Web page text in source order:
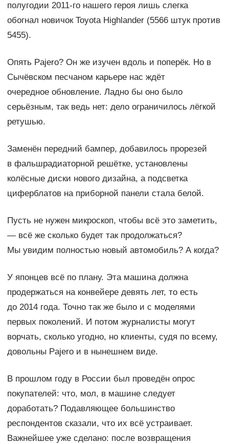
полугодии 2011-го нашего героя лишь слегка
обогнал новичок Toyota Highlander (5566 штук против
5455).
Опять Pajero? Он же изучен вдоль и поперёк. Но в
Сычёвском песчаном карьере нас ждёт
очередное обновление. Ладно бы оно было
серьёзным, так ведь нет: дело ограничилось лёгкой
ретушью.
Заменён передний бампер, добавилось прорезей
в фальшрадиаторной решётке, установлены
колёсные диски нового дизайна, а подсветка
циферблатов на приборной панели стала белой.
Пусть не нужен микроскоп, чтобы всё это заметить,
— всё же сколько будет так продолжаться?
Мы увидим полностью новый автомобиль? А когда?
У японцев всё по плану. Эта машина должна
продержаться на конвейере девять лет, то есть
до 2014 года. Точно так же было и с моделями
первых поколений. И потом журналисты могут
ворчать, сколько угодно, но клиенты, судя по всему,
довольны Pajero и в нынешнем виде.
В прошлом году в России был проведён опрос
покупателей: что, мол, в машине следует
доработать? Подавляющее большинство
респондентов сказали, что их всё устраивает.
Важнейшее уже сделано: после возвращения